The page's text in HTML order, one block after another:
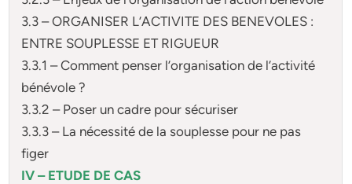
3.3 – ORGANISER L’ACTIVITE DES BENEVOLES :
ENTRE SOUPLESSE ET RIGUEUR
3.3.1 – Comment penser l’organisation de l’activité
bénévole ?
3.3.2 – Poser un cadre pour sécuriser
3.3.3 – La nécessité de la souplesse pour ne pas
figer
IV – ETUDE DE CAS